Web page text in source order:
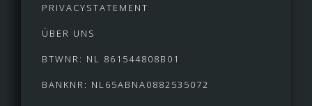
PRIVACYSTATEMENT
ÜBER UNS
BTWNR: NL 861544808B01
BANKNR: NL65ABNA0882535072